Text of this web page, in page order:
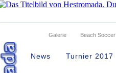
News Turnier 2017
Galerie Beach Soccer
40 Treffer gefunden